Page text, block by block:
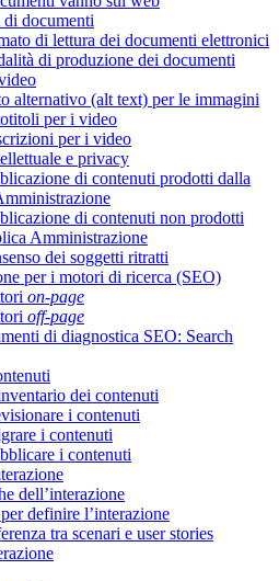
documenti
di lettura dei documenti elettronici
di produzione dei documenti
alternativo (alt text) per le immagini
per i video
per i video
e privacy
di contenuti prodotti dalla
di contenuti non prodotti
Amministrazione
dei soggetti ritratti
per i motori di ricerca (SEO)
on-page
off-page
di diagnostica SEO: Search
dei contenuti
i contenuti
i contenuti
i contenuti
dell’interazione
definire l’interazione
tra scenari e user stories